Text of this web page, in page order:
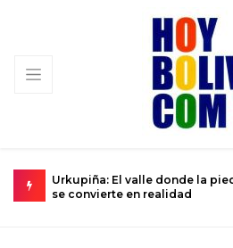
y la fe
La ciencia se prepara
Dios del Caos que rozará